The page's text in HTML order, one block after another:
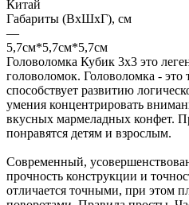
Китай
Габариты (ВхШхГ), см
—
5,7см*5,7см*5,7см
Головоломка Кубик 3х3 это
головоломок. Головоломка - это
способствует развитию
умения концентрировать
вкусных мармеладных конфет.
понравятся детям и взрослым.
Современный,
прочность конструкции и
отличается точными, при этом